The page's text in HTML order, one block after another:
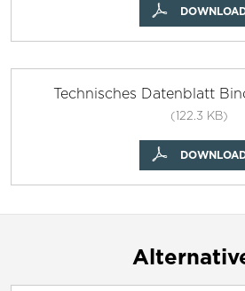
Technisches Datenblatt
(122.3 KB)